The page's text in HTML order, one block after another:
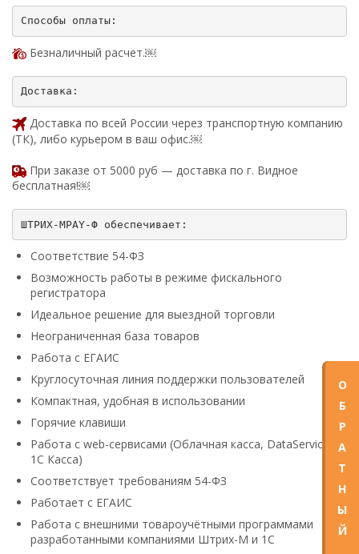
Безналичный расчет.￼
Доставка по всей России через транспортную компанию
(ТК), либо курьером в ваш офис.￼
При заказе от 5000 руб — доставка по г. Видное
бесплатная!￼
Соответствие 54-ФЗ
Возможность работы в режиме фискального
регистратора
Идеальное решение для выездной торговли
Неограниченная база товаров
Работа с ЕГАИС
Круглосуточная линия поддержки пользователей
Компактная, удобная в использовании
Горячие клавиши
Работа с web-сервисами (Облачная касса, DataService,
1С Касса)
Соответствует требованиям 54-ФЗ
Работает с ЕГАИС
Работа с внешними товароучётными программами
разработанными компаниями Штрих-М и 1С
О
Б
Р
А
Т
Н
Ы
Й